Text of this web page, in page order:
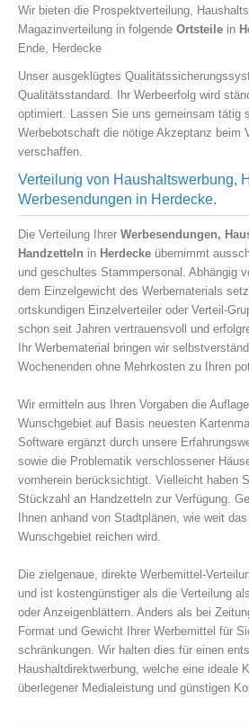
Wir bieten die Prospektverteilung,
Magazinverteilung in folgende Ortsteile in
Ende, Herdecke
Unser ausgeklügtes
Qualitätsstandard. Ihr Werbeerfolg wird
optimiert. Lassen Sie uns gemeinsam tätig
Werbebotschaft die nötige Akzeptanz beim
verschaffen.
Verteilung von Haushaltswerbung,
Werbesendungen in Herdecke.
Die Verteilung Ihrer Werbesendungen,
Handzetteln in Herdecke übernimmt
und geschultes Stammpersonal. Abhängig
dem Einzelgewicht des Werbematerials
ortskundigen Einzelverteiler oder Verteil-
schon seit Jahren vertrauensvoll und
Ihr Werbematerial bringen wir
Wochenenden ohne Mehrkosten zu Ihren
Wir ermitteln aus Ihren Vorgaben die
Wunschgebiet auf Basis neuesten
Software ergänzt durch unsere
sowie die Problematik verschlossener
vornherein berücksichtigt. Vielleicht haben
Stückzahl an Handzetteln zur Verfügung.
Ihnen anhand von Stadtplänen, wie weit
Wunschgebiet reichen wird.
Die zielgenaue, direkte Werbemittel-
und ist kostengünstiger als die Verteilung
oder Anzeigenblättern. Anders als bei
Format und Gewicht Ihrer Werbemittel für
schränkungen. Wir halten dies für einen
Haushaltdirektwerbung, welche eine ideale
überlegener Medialeistung und günstigen